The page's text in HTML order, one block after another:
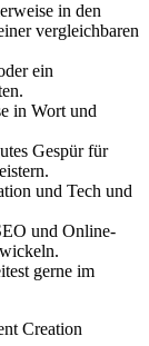
in den
vergleichbaren
ein
in Wort und
Gespür für
und Tech und
und Online-
gerne im
Creation